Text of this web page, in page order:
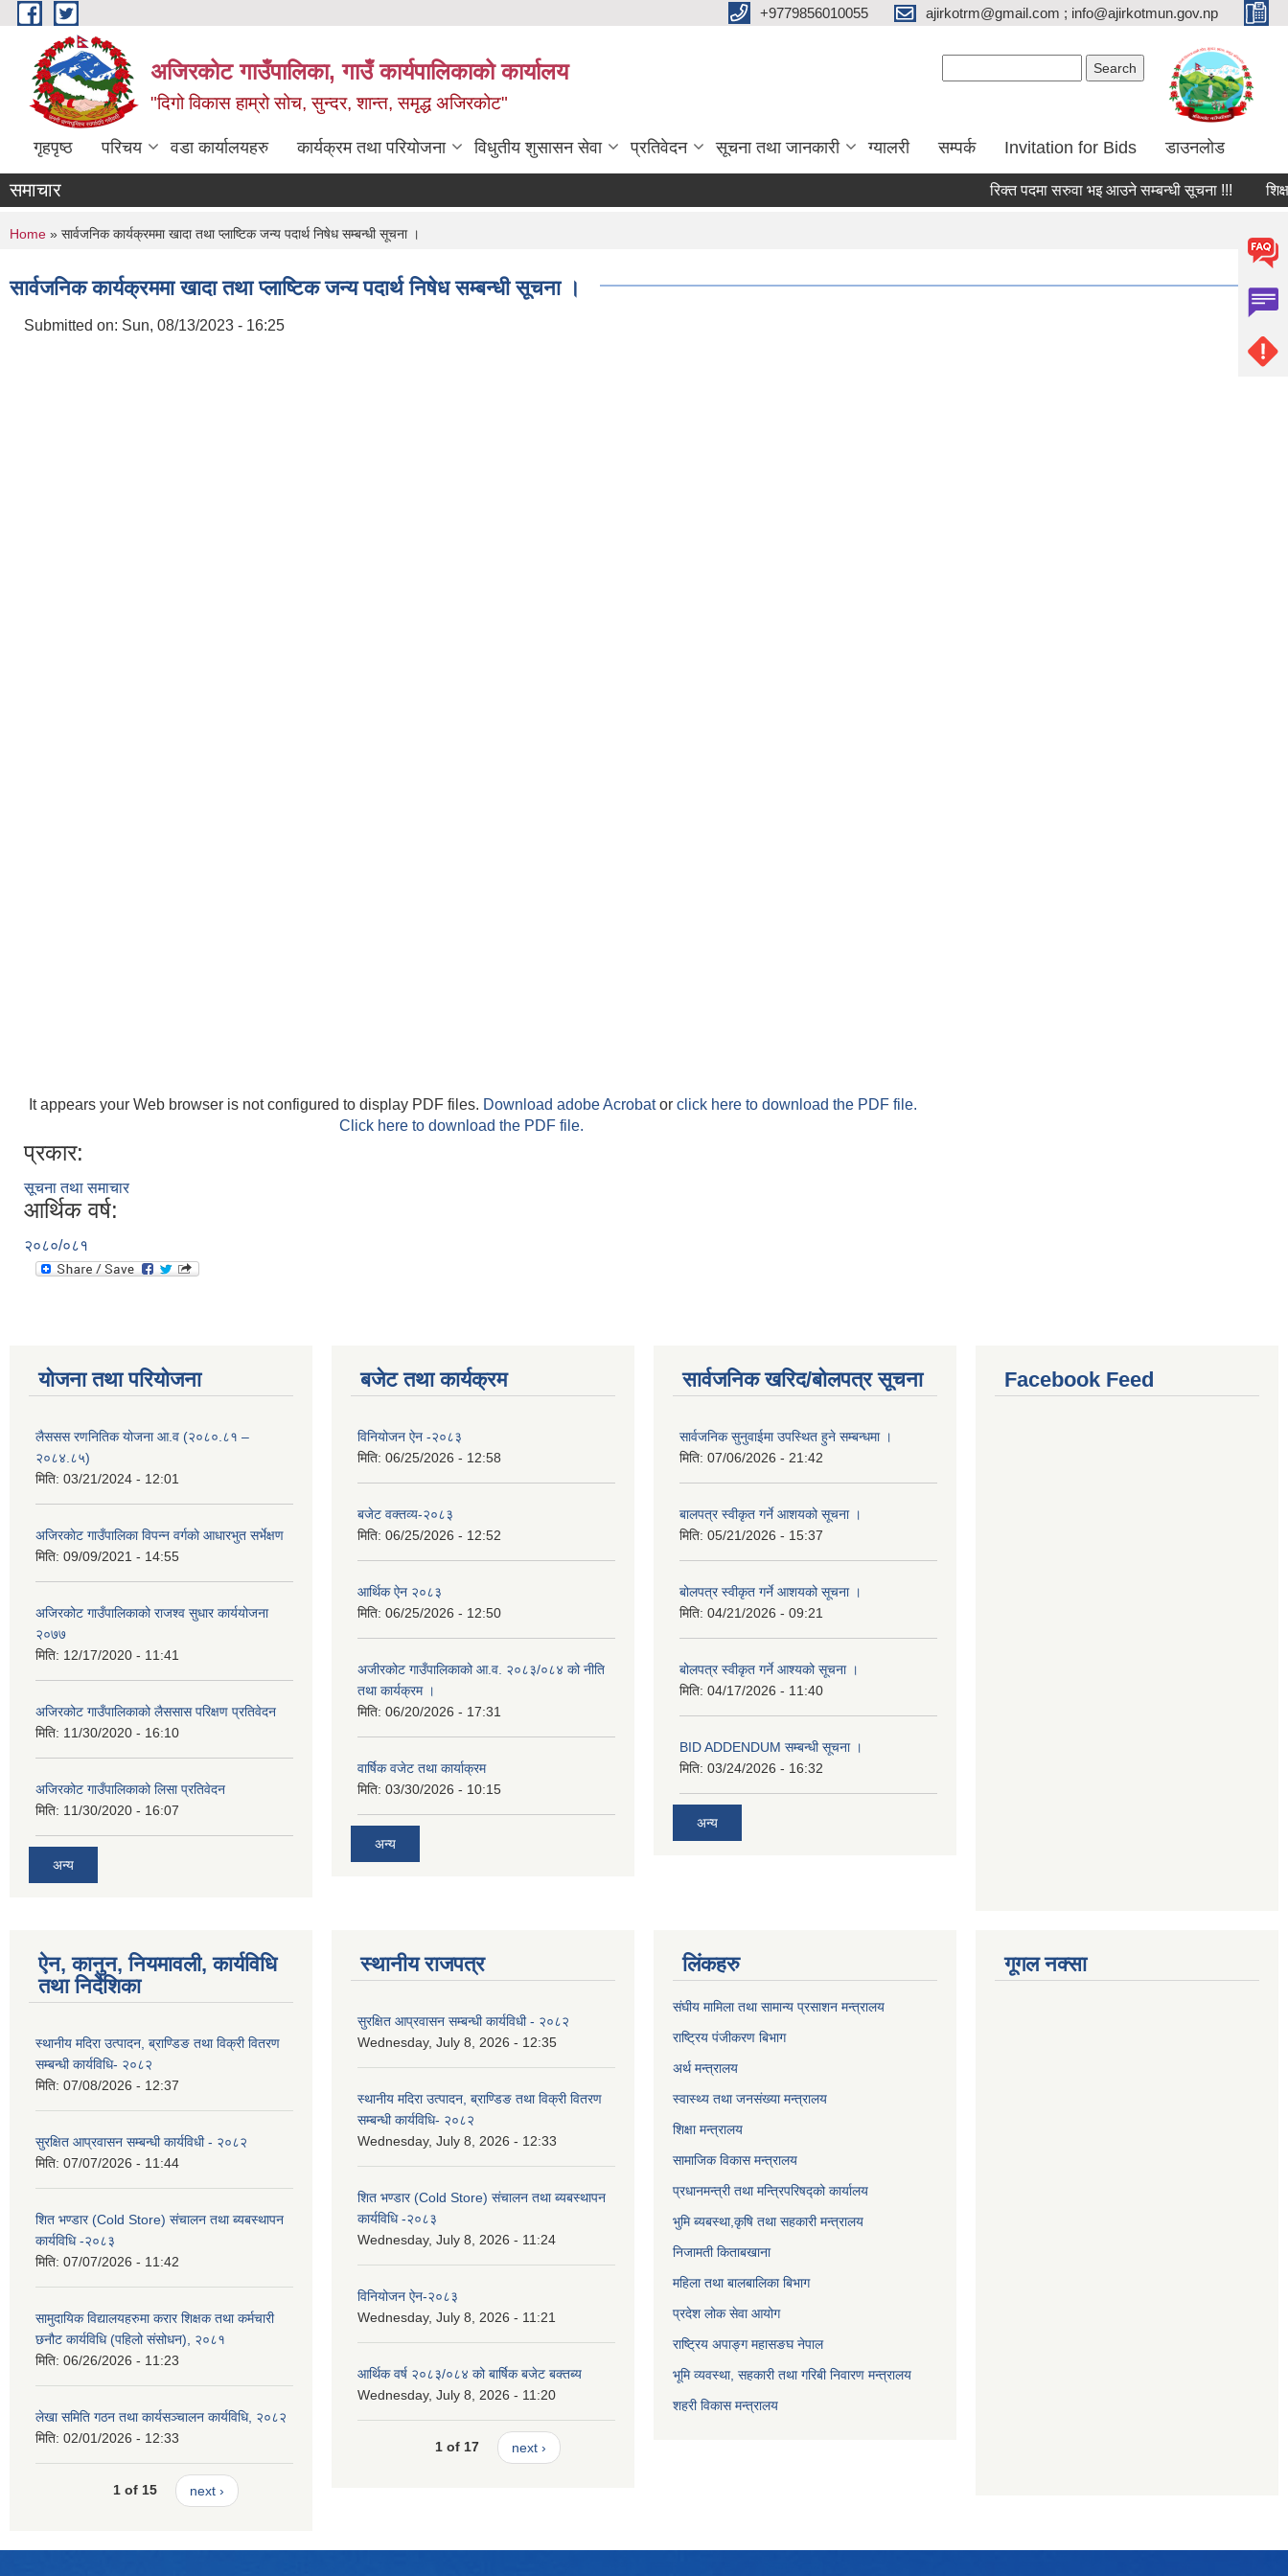
Skip to main content +9779856010055 ajirkotrm@gmail.com ; info@ajirkotmun.gov.np
अजिरकोट गाउँपालिका, गाउँ कार्यपालिकाको कार्यालय
"दिगो विकास हाम्रो सोच, सुन्दर, शान्त, समृद्ध अजिरकोट"
गृहपृष्ठ परिचय वडा कार्यालयहरु कार्यक्रम तथा परियोजना विधुतीय शुसासन सेवा प्रतिवेदन सूचना तथा जानकारी ग्यालरी सम्पर्क Invitation for Bids डाउनलोड
समाचार रिक्त पदमा सरुवा भइ आउने सम्बन्धी सूचना !!! शिक्षक
You are here
Home » सार्वजनिक कार्यक्रममा खादा तथा प्लाष्टिक जन्य पदार्थ निषेध सम्बन्धी सूचना ।
सार्वजनिक कार्यक्रममा खादा तथा प्लाष्टिक जन्य पदार्थ निषेध सम्बन्धी सूचना ।
Submitted on: Sun, 08/13/2023 - 16:25
It appears your Web browser is not configured to display PDF files. Download adobe Acrobator click here to download the PDF file.
Click here to download the PDF file.
प्रकार:
सूचना तथा समाचार
आर्थिक वर्ष:
२०८०/०८१
योजना तथा परियोजना
लैससस रणनितिक योजना आ.व (२०८०.८१ –
२०८४.८५)
मिति: 03/21/2024 - 12:01
अजिरकाेट गाउँपालिका विपन्न वर्गकाे आधारभुत सर्भेक्षण
मिति: 09/09/2021 - 14:55
अजिरकोट गाउँपालिकाको राजश्व सुधार कार्ययोजना
२०७७
मिति: 12/17/2020 - 11:41
अजिरकोट गाउँपालिकाको लैससास परिक्षण प्रतिवेदन
मिति: 11/30/2020 - 16:10
अजिरकोट गाउँपालिकाको लिसा प्रतिवेदन
मिति: 11/30/2020 - 16:07
अन्य
बजेट तथा कार्यक्रम
विनियोजन ऐन -२०८३
मिति: 06/25/2026 - 12:58
बजेट वक्तव्य-२०८३
मिति: 06/25/2026 - 12:52
आर्थिक ऐन २०८३
मिति: 06/25/2026 - 12:50
अजीरकोट गाउँपालिकाको आ.व. २०८३/०८४ को नीति
तथा कार्यक्रम ।
मिति: 06/20/2026 - 17:31
वार्षिक वजेट तथा कार्याक्रम
मिति: 03/30/2026 - 10:15
अन्य
सार्वजनिक खरिद/बोलपत्र सूचना
सार्वजनिक सुनुवाईमा उपस्थित हुने सम्बन्धमा ।
मिति: 07/06/2026 - 21:42
बालपत्र स्वीकृत गर्ने आशयको सूचना ।
मिति: 05/21/2026 - 15:37
बोलपत्र स्वीकृत गर्ने आशयको सूचना ।
मिति: 04/21/2026 - 09:21
बोलपत्र स्वीकृत गर्ने आश्यको सूचना ।
मिति: 04/17/2026 - 11:40
BID ADDENDUM सम्बन्धी सूचना ।
मिति: 03/24/2026 - 16:32
अन्य
Facebook Feed
ऐन, कानुन, नियमावली, कार्यविधि
तथा निर्देशिका
स्थानीय मदिरा उत्पादन, ब्राण्डिङ तथा विक्री वितरण
सम्बन्धी कार्यविधि- २०८२
मिति: 07/08/2026 - 12:37
सुरक्षित आप्रवासन सम्बन्धी कार्यविधी - २०८२
मिति: 07/07/2026 - 11:44
शित भण्डार (Cold Store) संचालन तथा ब्यबस्थापन
कार्यविधि -२०८३
मिति: 07/07/2026 - 11:42
सामुदायिक विद्यालयहरुमा करार शिक्षक तथा कर्मचारी
छनौट कार्यविधि (पहिलो संसोधन), २०८१
मिति: 06/26/2026 - 11:23
लेखा समिति गठन तथा कार्यसञ्चालन कार्यविधि, २०८२
मिति: 02/01/2026 - 12:33
1 of 15 next ›
स्थानीय राजपत्र
सुरक्षित आप्रवासन सम्बन्धी कार्यविधी - २०८२
Wednesday, July 8, 2026 - 12:35
स्थानीय मदिरा उत्पादन, ब्राण्डिङ तथा विक्री वितरण
सम्बन्धी कार्यविधि- २०८२
Wednesday, July 8, 2026 - 12:33
शित भण्डार (Cold Store) संचालन तथा ब्यबस्थापन
कार्यविधि -२०८३
Wednesday, July 8, 2026 - 11:24
विनियोजन ऐन-२०८३
Wednesday, July 8, 2026 - 11:21
आर्थिक वर्ष २०८३/०८४ को बार्षिक बजेट बक्तब्य
Wednesday, July 8, 2026 - 11:20
1 of 17 next ›
लिंकहरु
संघीय मामिला तथा सामान्य प्रसाशन मन्त्रालय
राष्ट्रिय पंजीकरण बिभाग
अर्थ मन्त्रालय
स्वास्थ्य तथा जनसंख्या मन्त्रालय
शिक्षा मन्त्रालय
सामाजिक विकास मन्त्रालय
प्रधानमन्त्री तथा मन्त्रिपरिषद्को कार्यालय
भुमि ब्यबस्था,कृषि तथा सहकारी मन्त्रालय
निजामती किताबखाना
महिला तथा बालबालिका बिभाग
प्रदेश लोक सेवा आयोग
राष्ट्रिय अपाङ्ग महासङघ नेपाल
भूमि व्यवस्था, सहकारी तथा गरिबी निवारण मन्त्रालय
शहरी विकास मन्त्रालय
गूगल नक्सा